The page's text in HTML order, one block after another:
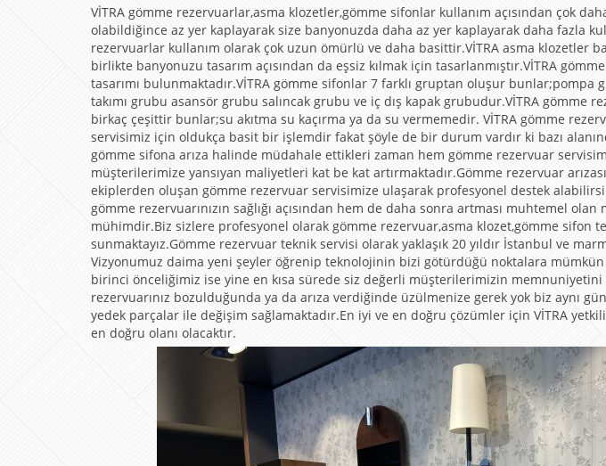
VİTRA gömme rezervuarlar,asma klozetler,gömme sifonlar kullanım açısından çok
olabildiğince az yer kaplayarak size banyonuzda daha az yer kaplayarak daha fazla
rezervuarlar kullanım olarak çok uzun ömürlü ve daha basittir.VİTRA asma klozetler
birlikte banyonuzu tasarım açısından da eşsiz kılmak için tasarlanmıştır.VİTRA
tasarımı bulunmaktadır.VİTRA gömme sifonlar 7 farklı gruptan oluşur bunlar;pompa
takımı grubu asansör grubu salıncak grubu ve iç dış kapak grubudur.VİTRA gömme
birkaç çeşittir bunlar;su akıtma su kaçırma ya da su vermemedir. VİTRA gömme
servisimiz için oldukça basit bir işlemdir fakat şöyle de bir durum vardır ki bazı
gömme sifona arıza halinde müdahale ettikleri zaman hem gömme rezervuar
müşterilerimize yansıyan maliyetleri kat be kat artırmaktadır.Gömme rezervuar
ekiplerden oluşan gömme rezervuar servisimize ulaşarak profesyonel destek
gömme rezervuarınızın sağlığı açısından hem de daha sonra artması muhtemel olan
mühimdir.Biz sizlere profesyonel olarak gömme rezervuar,asma klozet,gömme sifon
sunmaktayız.Gömme rezervuar teknik servisi olarak yaklaşık 20 yıldır İstanbul ve
Vizyonumuz daima yeni şeyler öğrenip teknolojinin bizi götürdüğü noktalara mümkün
birinci önceliğimiz ise yine en kısa sürede siz değerli müşterilerimizin memnuniyetini
rezervuarınız bozulduğunda ya da arıza verdiğinde üzülmenize gerek yok biz aynı
yedek parçalar ile değişim sağlamaktadır.En iyi ve en doğru çözümler için VİTRA
en doğru olanı olacaktır.